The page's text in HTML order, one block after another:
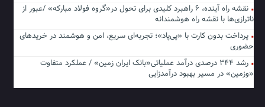
نقشه راه آینده، ۶ راهبرد کلیدی برای تحول در«گروه فولاد مبارکه» /عبور از
ناترازی‌ها با نقشه راه هوشمندانه
پرداخت بدون کارت با «پی‌پاد»؛ تجربه‌ای سریع، امن و هوشمند در خریدهای
حضوری
رشد ۳۴۴ درصدی درآمد عملیاتی«بانک ایران زمین» / عملکرد متفاوت
«وزمین» در مسیر بهبود درآمدزایی